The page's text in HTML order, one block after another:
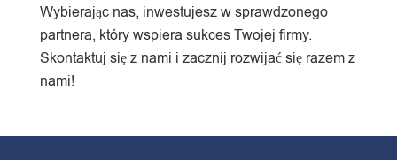
Wybierając nas, inwestujesz w sprawdzonego
partnera, który wspiera sukces Twojej firmy.
Skontaktuj się z nami i zacznij rozwijać się razem z
nami!